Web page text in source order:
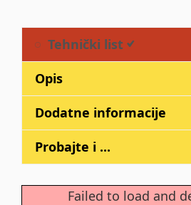
quantity
Tehnički list
Opis
Dodatne informacije
Probajte i ...
Failed to load and